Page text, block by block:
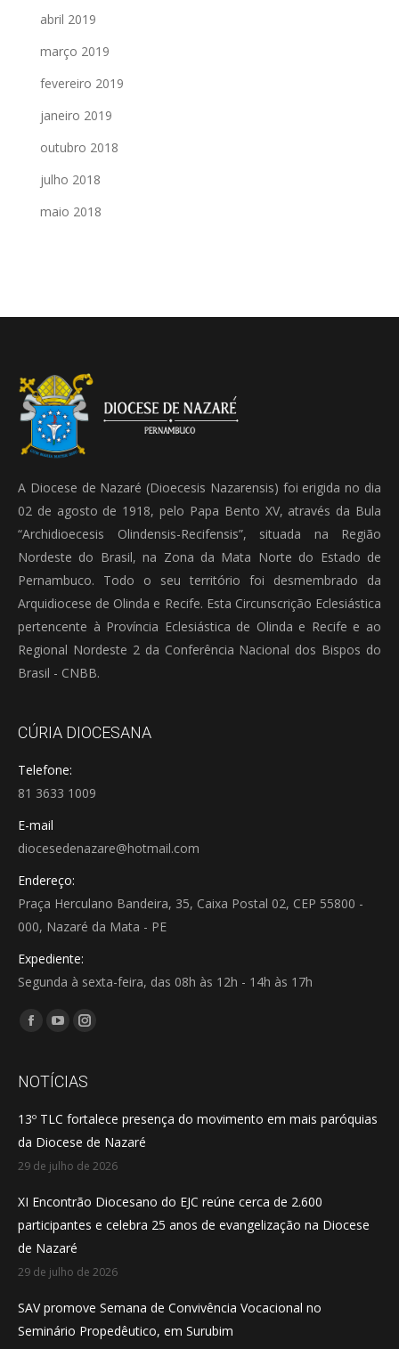
abril 2019
março 2019
fevereiro 2019
janeiro 2019
outubro 2018
julho 2018
maio 2018
A Diocese de Nazaré (Dioecesis Nazarensis) foi erigida no dia
02 de agosto de 1918, pelo Papa Bento XV, através da Bula
“Archidioecesis Olindensis-Recifensis”, situada na Região
Nordeste do Brasil, na Zona da Mata Norte do Estado de
Pernambuco. Todo o seu território foi desmembrado da
Arquidiocese de Olinda e Recife. Esta Circunscrição Eclesiástica
pertencente à Província Eclesiástica de Olinda e Recife e ao
Regional Nordeste 2 da Conferência Nacional dos Bispos do
Brasil - CNBB.
CÚRIA DIOCESANA
Telefone:
81 3633 1009
E-mail
diocesedenazare@hotmail.com
Endereço:
Praça Herculano Bandeira, 35, Caixa Postal 02, CEP 55800 -
000, Nazaré da Mata - PE
Expediente:
Segunda à sexta-feira, das 08h às 12h - 14h às 17h
Encontre-nos em:
Facebook
opens
new
window
YouTube
opens
new
window
Instagram
opens
new
window
NOTÍCIAS
13º TLC fortalece presença do movimento em mais paróquias
da Diocese de Nazaré
29 de julho de 2026
XI Encontrão Diocesano do EJC reúne cerca de 2.600
participantes e celebra 25 anos de evangelização na Diocese
de Nazaré
29 de julho de 2026
SAV promove Semana de Convivência Vocacional no
Seminário Propedêutico, em Surubim